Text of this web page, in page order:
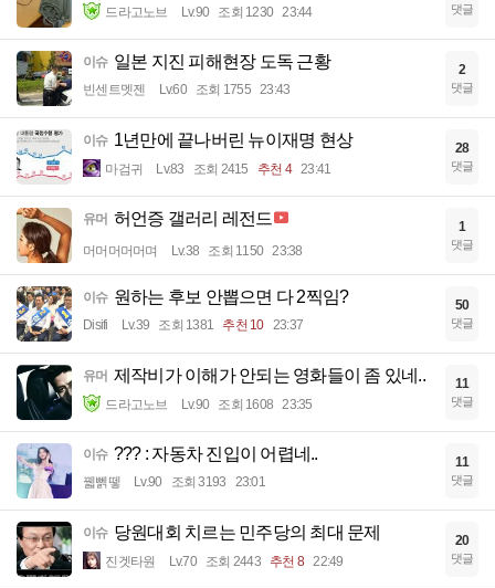
드라고노브 Lv.90 조회 1230 23:44 댓글
이슈 일본 지진 피해현장 도독 근황
빈센트멧젠 Lv.60 조회 1755 23:43
2
댓글
이슈 1년만에 끝나버린 뉴이재명 현상
마검귀 Lv.83 조회 2415 추천 4 23:41
28
댓글
유머 허언증 갤러리 레전드
머머머머머며 Lv.38 조회 1150 23:38
1
댓글
이슈 원하는 후보 안뽑으면 다 2찍임?
Disifi Lv.39 조회 1381 추천 10 23:37
50
댓글
유머 제작비가 이해가 안되는 영화들이 좀 있네..
드라고노브 Lv.90 조회 1608 23:35
11
댓글
이슈 ??? : 자동차 진입이 어렵네..
꿻뻵뗗 Lv.90 조회 3193 23:01
11
댓글
이슈 당원대회 치르는 민주당의 최대 문제
진겟타원 Lv.70 조회 2443 추천 8 22:49
20
댓글